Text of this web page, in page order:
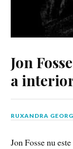
Jon
a
RUXANDRA
Jon Fosse nu